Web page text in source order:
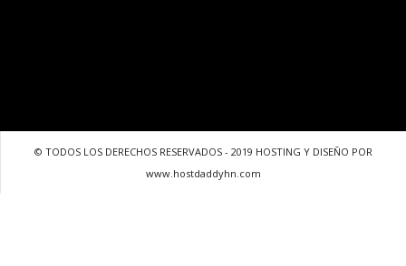
© TODOS LOS DERECHOS RESERVADOS - 2019 HOSTING Y DISEÑO POR
www.hostdaddyhn.com